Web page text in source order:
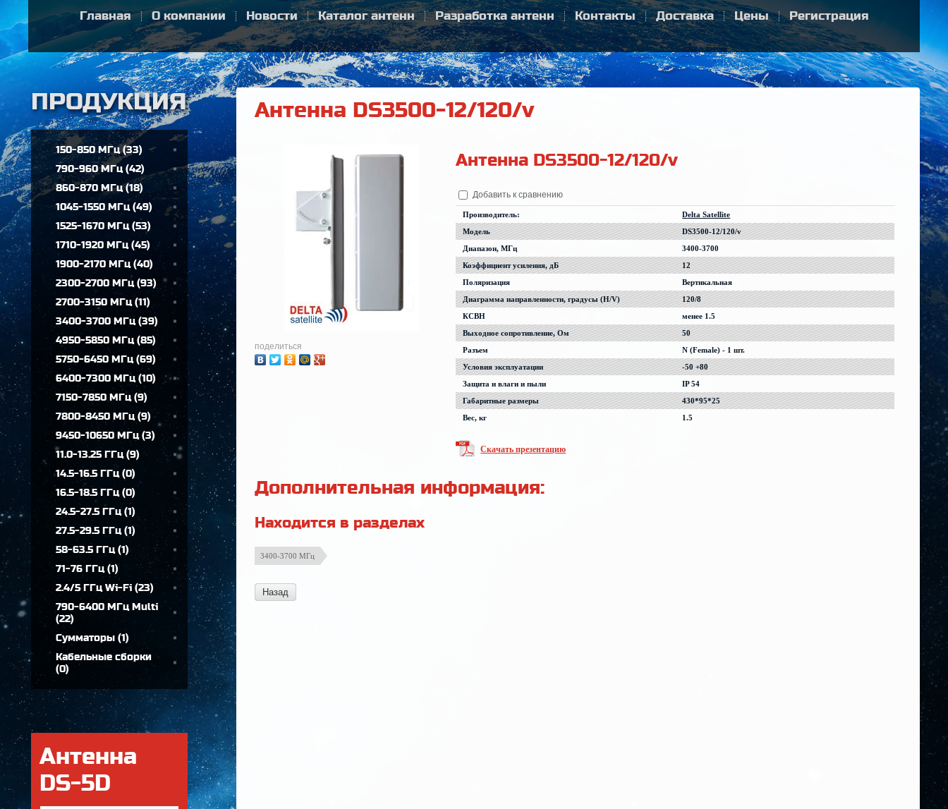
Главная О компании Новости Каталог антенн Разработка антенн Контакты Доставка Цены Регистрация
150-850 МГц(33)
790-960 МГц(42)
860-870 МГц(18)
1045-1550 МГц(49)
1525-1670 МГц(53)
1710-1920 МГц(45)
1900-2170 МГц(40)
2300-2700 МГц(93)
2700-3150 МГц(11)
3400-3700 МГц(39)
4950-5850 МГц(85)
5750-6450 МГц(69)
6400-7300 МГц(10)
7150-7850 МГц(9)
7800-8450 МГц(9)
9450-10650 МГц(3)
11.0-13.25 ГГц(9)
14.5-16.5 ГГц(0)
16.5-18.5 ГГц(0)
24.5-27.5 ГГц(1)
27.5-29.5 ГГц(1)
58-63.5 ГГц(1)
71-76 ГГц(1)
2.4/5 ГГц Wi-Fi(23)
790-6400 МГц Multi
(22)
Сумматоры(1)
Кабельные сборки
(0)
Антенна
DS-5D
Антенна DS3500-12/120/v
поделиться
Антенна DS3500-12/120/v
Добавить к сравнению
Производитель:
Delta Satellite
Модель
DS3500-12/120/v
Диапазон, МГц
3400-3700
Коэффициент усиления, дБ
12
Поляризация
Вертикальная
Диаграмма направленности, градусы (H/V)
120/8
КСВН
менее 1.5
Выходное сопротивление, Ом
50
Разъем
N (Female) - 1 шт.
Условия эксплуатации
-50 +80
Защита и влаги и пыли
IP 54
Габаритные размеры
430*95*25
Вес, кг
1.5
Скачать презентацию
Дополнительная информация:
Находится в разделах
3400-3700 МГц
Назад